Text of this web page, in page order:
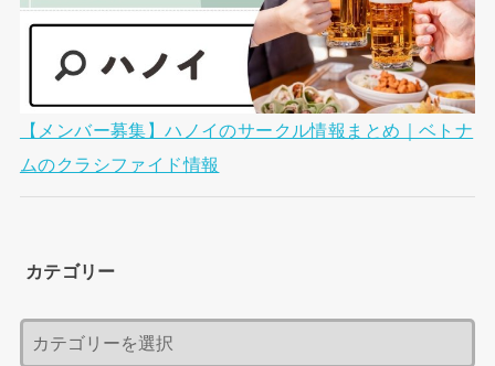
【メンバー募集】ハノイのサークル情報まとめ｜ベトナ
ムのクラシファイド情報
カテゴリー